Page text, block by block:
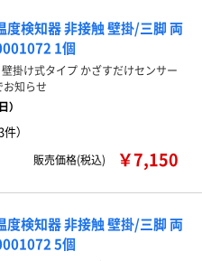
度検知器 非接触 壁掛/三脚 両
1個
壁掛け式タイプ かざすだけセンサー
知らせ
）
件）
販売価格(税込) ￥7,150
度検知器 非接触 壁掛/三脚 両
5個